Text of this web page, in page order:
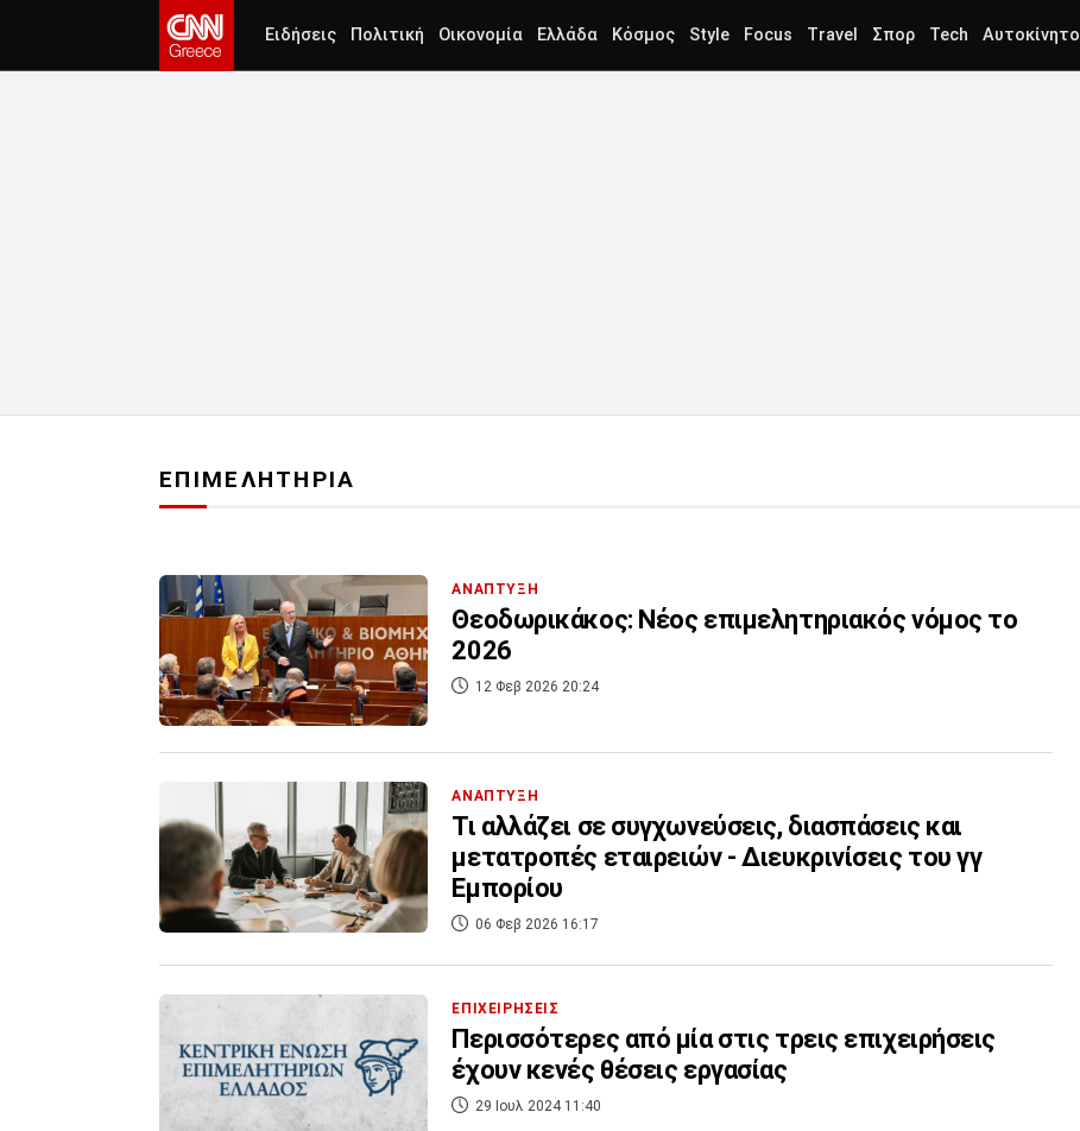
Ειδήσεις Πολιτική Οικονομία Ελλάδα Κόσμος Style Focus Travel Σπορ Tech Αυτοκίνητο
ΕΠΙΜΕΛΗΤΗΡΙΑ
ΑΝΑΠΤΥΞΗ
Θεοδωρικάκος: Νέος επιμελητηριακός νόμος το
2026
12 Φεβ 2026 20:24
ΑΝΑΠΤΥΞΗ
Τι αλλάζει σε συγχωνεύσεις, διασπάσεις και
μετατροπές εταιρειών - Διευκρινίσεις του γγ
Εμπορίου
06 Φεβ 2026 16:17
ΕΠΙΧΕΙΡΗΣΕΙΣ
Περισσότερες από μία στις τρεις επιχειρήσεις
έχουν κενές θέσεις εργασίας
29 Ιουλ 2024 11:40